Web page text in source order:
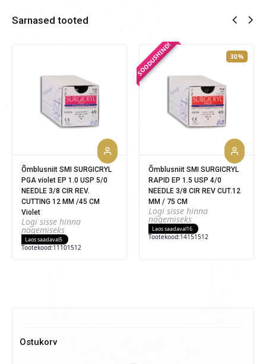
Sarnased tooted
Õmblusniit SMI SURGICRYL
PGA violet EP 1.0 USP 5/0
NEEDLE 3/8 CIR REV.
CUTTING 12 MM /45 CM
Violet
Logi sisse hinna
nägemiseks
Laos saadaval5
Tootekood:11101512
SOODUSHIND! 30%
Õmblusniit SMI SURGICRYL
RAPID EP 1.5 USP 4/0
NEEDLE 3/8 CIR REV CUT.12
MM / 75 CM
Logi sisse hinna
nägemiseks
Laos saadaval16
Tootekood:14151512
Ostukorv